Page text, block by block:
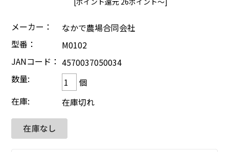
メーカー：
なかで農場合同会社
型番：
M0102
JANコード： 4570037050034
数量:
個
在庫:
在庫切れ